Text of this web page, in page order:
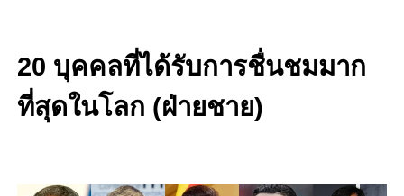
20 บุคคลที่ได้รับการชื่นชมมาก
ที่สุดในโลก (ฝ่ายชาย)